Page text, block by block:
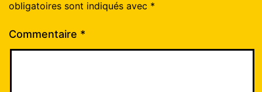
obligatoires sont indiqués avec *
Commentaire *